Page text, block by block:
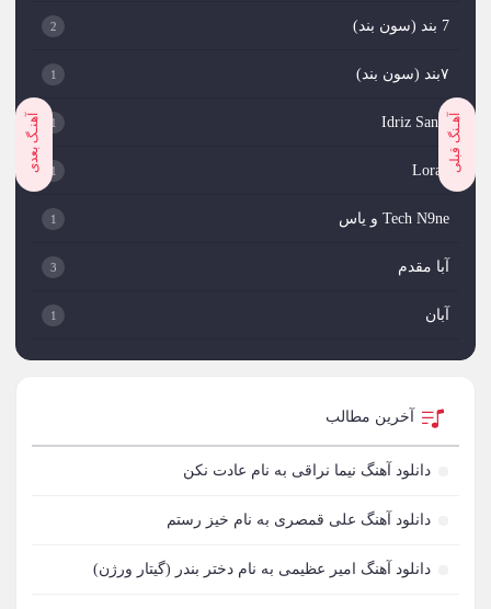
آهنـگ بعدی آهـنگ قبلی
7 بند (سون بند) 2
۷بند (سون بند) 1
Idriz Sanie
1
Loran
1
Tech N9ne و یاس 1
آبا مقدم 3
آبان 1
آبان بند 1
آبتین دابا
آبتین روحبخش داوران
آخرین مطالب
دانلود آهنگ نیما نراقی به نام عادت نکن
دانلود آهنگ علی قمصری به نام خیز رستم
دانلود آهنگ امیر عظیمی به نام دختر بندر (گیتار ورژن)